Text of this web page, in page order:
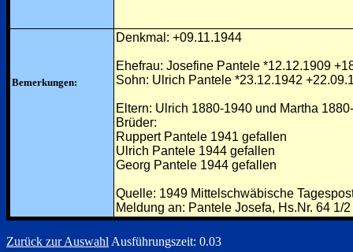
Bemerkungen:
Denkmal: +09.11.1944
Ehefrau: Josefine Pantele *12.12.1909
Sohn: Ulrich Pantele *23.12.1942
Eltern: Ulrich 1880-1940 und Martha
Brüder:
Ruppert Pantele 1941 gefallen
Ulrich Pantele 1944 gefallen
Georg Pantele 1944 gefallen
Quelle: 1949 Mittelschwäbische
Meldung an: Pantele Josefa, Hs.Nr. 64 1/2
Zurück zur Auswahl Ausführungszeit: 0.03